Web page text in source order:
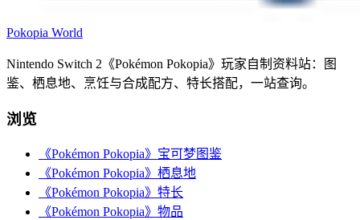
Pokopia World
Nintendo Switch 2《Pokémon Pokopia》玩家自制资料站：图
鉴、栖息地、烹饪与合成配方、特长搭配，一站查询。
浏览
《Pokémon Pokopia》宝可梦图鉴
《Pokémon Pokopia》栖息地
《Pokémon Pokopia》特长
《Pokémon Pokopia》物品